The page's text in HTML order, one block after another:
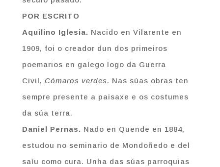
POR ESCRITO
Aquilino Iglesia. Nacido en Vilarente en
1909, foi o creador dun dos primeiros
poemarios en galego logo da Guerra
Civil, Cómaros verdes. Nas súas obras ten
sempre presente a paisaxe e os costumes
da súa terra.
Daniel Pernas. Nado en Quende en 1884,
estudou no seminario de Mondoñedo e del
saíu como cura. Unha das súas parroquias